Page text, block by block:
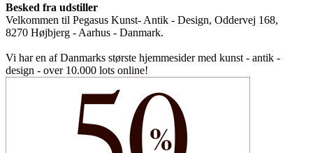
Besked fra udstiller
Velkommen til Pegasus Kunst- Antik - Design, Oddervej 168,
8270 Højbjerg - Aarhus - Danmark.
Vi har en af Danmarks største hjemmesider med kunst - antik -
design - over 10.000 lots online!